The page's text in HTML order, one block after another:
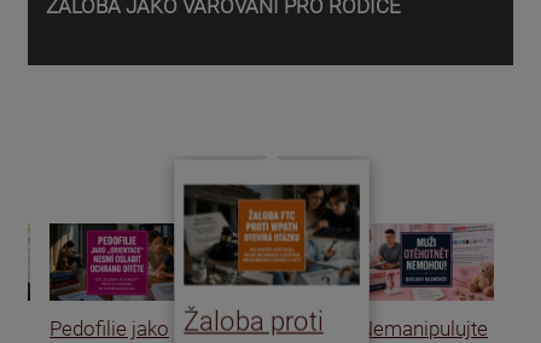
ŽALOBA JAKO VAROVÁNÍ PRO RODIČE
Pedofilie jako
Žaloba proti
Nemanipulujte